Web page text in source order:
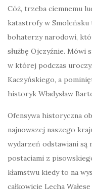
Cóż, trzeba ciemnemu
katastrofy w Smoleńsku
bohaterzy narodowi,
służbę Ojczyźnie. Mówi
w której podczas
Kaczyńskiego, a
historyk Władysław
Ofensywa historyczna
najnowszej naszego
wydarzeń odstawiani są
postaciami z
kłamstwu kiedy to na
całkowicie Lecha Wałęsę